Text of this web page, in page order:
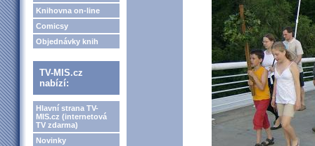
Knihovna on-line
Comicsy
Objednávky knih
TV-MIS.cz
nabízí:
Hlavní strana TV-
MIS.cz (internetová
TV zdarma)
Novinky